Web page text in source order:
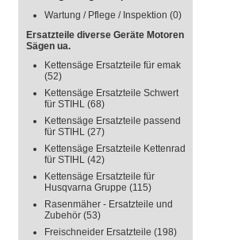
Wartung / Pflege / Inspektion (0)
Ersatzteile diverse Geräte Motoren
Sägen ua.
Kettensäge Ersatzteile für emak
(52)
Kettensäge Ersatzteile Schwert
für STIHL (68)
Kettensäge Ersatzteile passend
für STIHL (27)
Kettensäge Ersatzteile Kettenrad
für STIHL (42)
Kettensäge Ersatzteile für
Husqvarna Gruppe (115)
Rasenmäher - Ersatzteile und
Zubehör (53)
Freischneider Ersatzteile (198)